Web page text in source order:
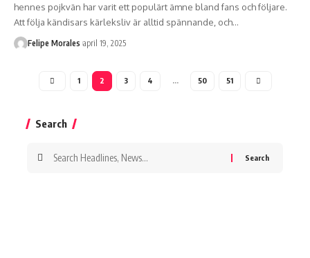
hennes pojkvän har varit ett populärt ämne bland fans och följare.
Att följa kändisars kärleksliv är alltid spännande, och…
Felipe Morales april 19, 2025
1 2 3 4 … 50 51
Search